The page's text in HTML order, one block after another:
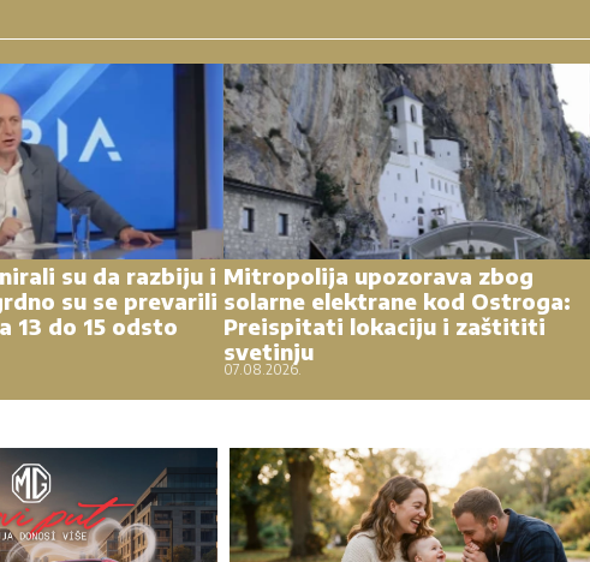
su da razbiju i
su se prevarili
13 do 15 odsto
Mitropolija upozorava zbog
solarne elektrane kod Ostroga:
Preispitati lokaciju i zaštititi
svetinju
07.08.2026.